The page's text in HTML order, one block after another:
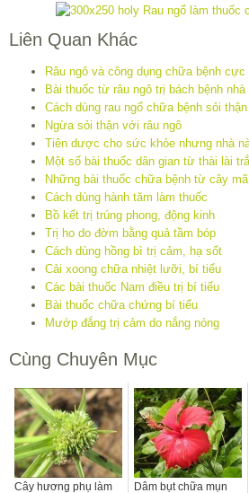
Liên Quan Khác
Râu ngô và công dụng chữa bệnh
Bài thuốc từ râu ngô trị bách bệnh
Cách dùng rau ngổ chữa bệnh sỏi thận
Ngừa sỏi thận với râu ngô
Tiên dược cho sức khỏe nhưng nhà
Một số bài thuốc dân gian từ thài lài
Những bài thuốc chữa bệnh từ cây
Cách dùng hành tăm làm thuốc
Bồ kết trị trúng phong, động kinh
Trị ho do đờm bằng quả tầm bóp
Cách dùng hồng bì trị cảm, hạ sốt
Cải xoong chữa nhiệt lưỡi, bí tiểu
Các bài thuốc Nam điều trị bí tiểu
Bài thuốc chữa chứng bí tiểu
Mướp đắng trị cảm do nắng nóng
Cùng Chuyên Mục
Cây hương phụ làm
Dâm bụt chữa mụn